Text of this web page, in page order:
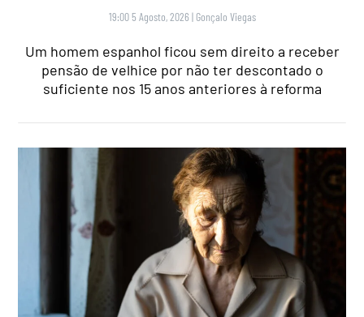
19:00 5 Agosto, 2026 | Gonçalo Viegas
Um homem espanhol ficou sem direito a receber
pensão de velhice por não ter descontado o
suficiente nos 15 anos anteriores à reforma